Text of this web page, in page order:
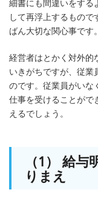
細書にも間違いをする
して再浮上するもの
ばん大切な関心事です。
経営者はとかく対外的
いきがちですが、従業
のです。従業員がいな
仕事を受けることがで
えるでしょう。
（1） 給
りまえ